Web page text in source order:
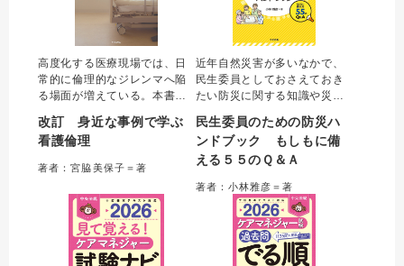
高度化する医療現場では、日
常的に倫理的なジレンマへ陥
る場面が増えている。本書は
のか」と思い悩む看護師や看
護学生に倫理的な考え方・行
動を教えてくれる一冊。 患者
の高齢化や医療技術の進歩に
伴う法的・倫理的変化に対応
した改訂版。
改訂 身近な事例で学ぶ
看護倫理
著者：宮脇美保子＝著
近年自然災害が多いなかで、
民生委員としておさえておき
たい防災に関する知識や災害
いをもとに解説する。防災や
災害時の取り組み、災害時に
特に配慮を必要とする人への
し、もしもに備える一冊。
民生委員のための防災ハ
ンドブック もしもに備
える５５のＱ＆Ａ
著者：小林雅彦＝著